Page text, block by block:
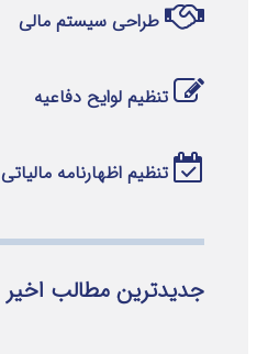
طراحی سیستم مالی
تنظیم لوایح دفاعیه
تنظیم اظهارنامه مالیاتی
جدیدترین مطالب اخیر